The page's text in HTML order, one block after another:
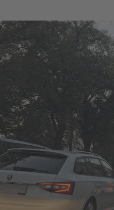
teilen (öffnet in neuem
teilen (öffnet in neuem Fenster)